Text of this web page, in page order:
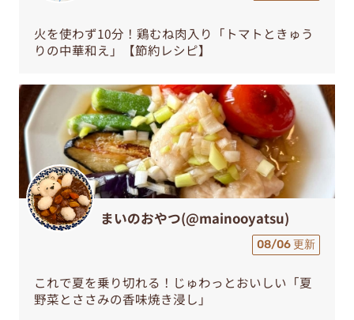
火を使わず10分！鶏むね肉入り「トマトときゅう
りの中華和え」【節約レシピ】
まいのおやつ(@mainooyatsu)
08/06 更新
これで夏を乗り切れる！じゅわっとおいしい「夏
野菜とささみの香味焼き浸し」